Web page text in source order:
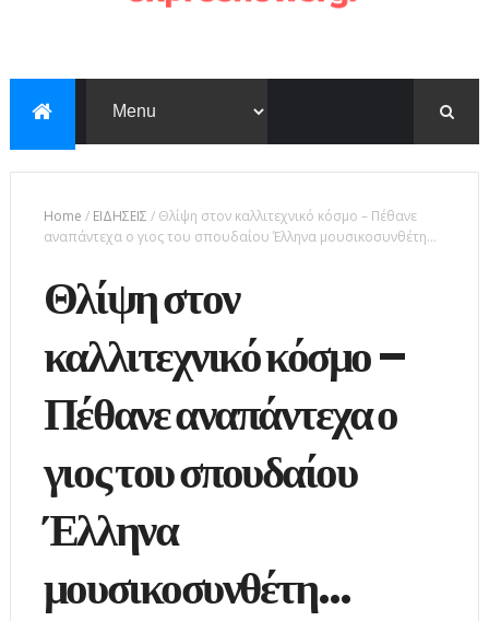
Home / ΕΙΔΗΣΕΙΣ / Θλίψη στον καλλιτεχνικό κόσμο – Πέθανε
αναπάντεχα ο γιος του σπουδαίου Έλληνα μουσικοσυνθέτη…
Θλίψη στον
καλλιτεχνικό κόσμο –
Πέθανε αναπάντεχα ο
γιος του σπουδαίου
Έλληνα
μουσικοσυνθέτη…